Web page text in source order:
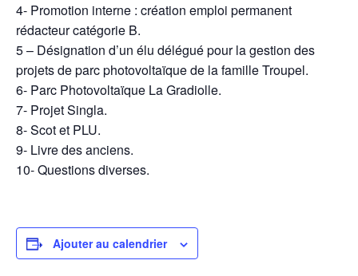
4- Promotion interne : création emploi permanent
rédacteur catégorie B.
5 – Désignation d’un élu délégué pour la gestion des
projets de parc photovoltaïque de la famille Troupel.
6- Parc Photovoltaïque La Gradiolle.
7- Projet Singla.
8- Scot et PLU.
9- Livre des anciens.
10- Questions diverses.
Ajouter au calendrier